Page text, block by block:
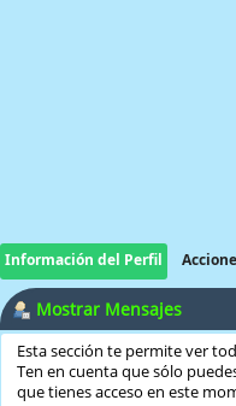
Información del Perfil
Mostrar Mensajes
Esta sección te permite ver
Ten en cuenta que sólo
que tienes acceso en este